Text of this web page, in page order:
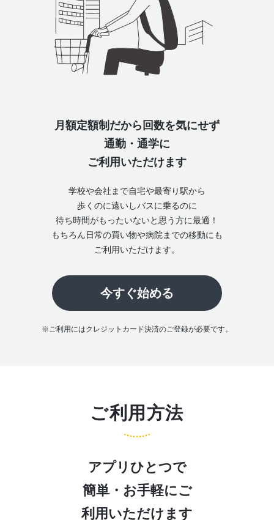
月額定額制だから 回数を気にせず
通勤・通学に
ご利用いただけます
学校や会社まで自宅や最寄り駅から
歩くのに遠いしバスに乗るのに
待ち時間がもったいないと思う方に最適！
もちろん日常の買い物や病院までの移動にも
ご利用いただけます。
今すぐ始める
※ご利用にはクレジットカード決済のご登録が必要です。
ご利用方法
アプリひとつで
簡単・お手軽にご
利用いただけます